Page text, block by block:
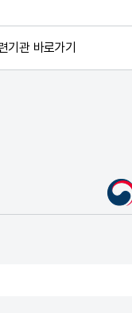
기관 바로가기